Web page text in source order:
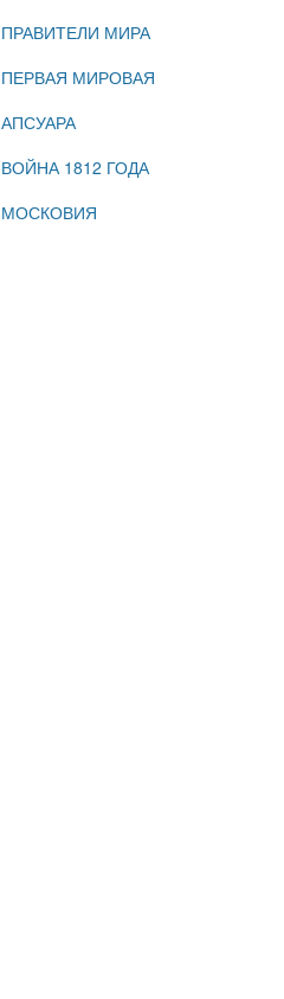
ПРАВИТЕЛИ МИРА
ПЕРВАЯ МИРОВАЯ
АПСУАРА
ВОЙНА 1812 ГОДА
МОСКОВИЯ